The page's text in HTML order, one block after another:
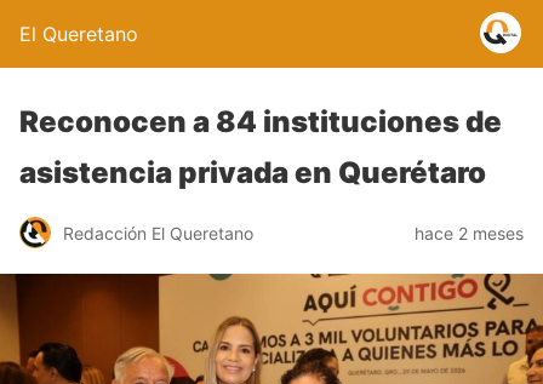
El Queretano
Reconocen a 84 instituciones de
asistencia privada en Querétaro
Redacción El Queretano hace 2 meses